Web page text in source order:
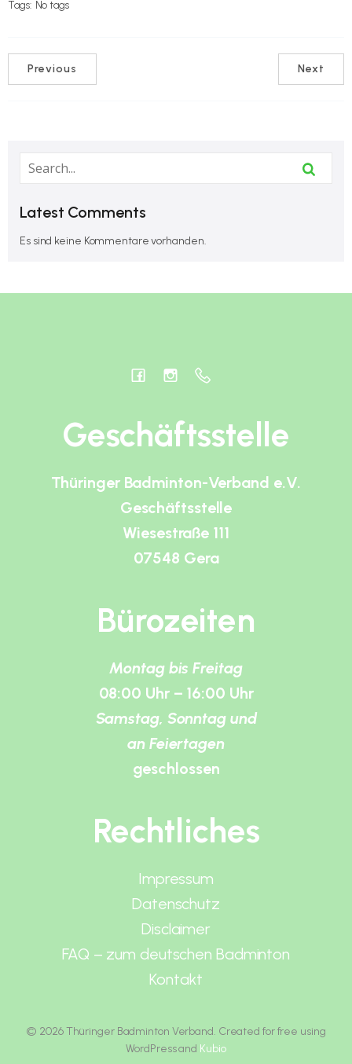
Tags: No tags
Previous Next
Latest Comments
Es sind keine Kommentare vorhanden.
Geschäftsstelle
Thüringer Badminton-Verband e.V.
Geschäftsstelle
Wiesestraße 111
07548 Gera
Bürozeiten
Montag bis Freitag
08:00 Uhr – 16:00 Uhr
Samstag, Sonntag und
an Feiertagen
geschlossen
Rechtliches
Impressum
Datenschutz
Disclaimer
FAQ – zum deutschen Badminton
Kontakt
© 2026 Thüringer Badminton Verband. Created for free using
WordPress and Kubio